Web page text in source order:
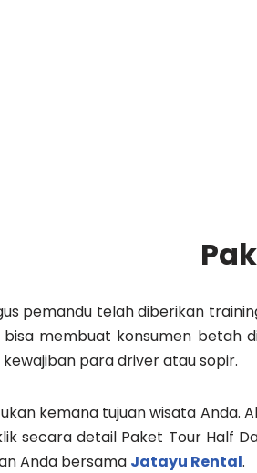
pemandu telah diberikan
membuat konsumen betah
para driver atau sopir.
kemana tujuan wisata Anda.
secara detail Paket Tour Half
Anda bersama Jatayu Rental.